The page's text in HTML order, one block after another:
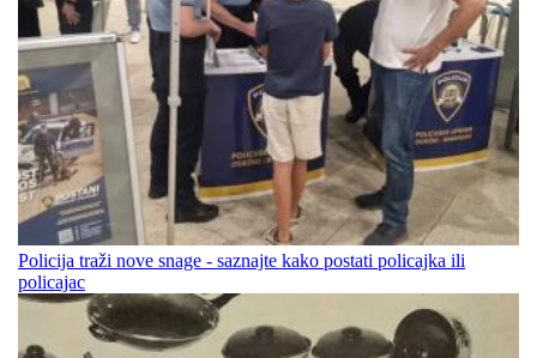
Policija traži nove snage - saznajte kako postati policajka ili
policajac